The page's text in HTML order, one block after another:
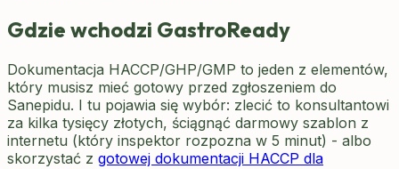
Gdzie wchodzi GastroReady
Dokumentacja HACCP/GHP/GMP to jeden z elementów,
który musisz mieć gotowy przed zgłoszeniem do
Sanepidu. I tu pojawia się wybór: zlecić to konsultantowi
za kilka tysięcy złotych, ściągnąć darmowy szablon z
internetu (który inspektor rozpozna w 5 minut) - albo
skorzystać z gotowej dokumentacji HACCP dla